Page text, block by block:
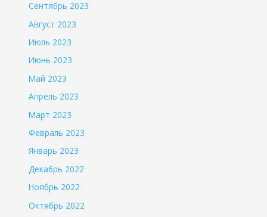
Сентябрь 2023
Август 2023
Июль 2023
Июнь 2023
Май 2023
Апрель 2023
Март 2023
Февраль 2023
Январь 2023
Декабрь 2022
Ноябрь 2022
Октябрь 2022